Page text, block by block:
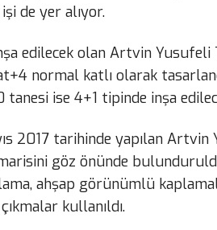
de yer alıyor.
edilecek olan Artvin
normal katlı olarak
ise 4+1 tipinde inşa
2017 tarihinde yapılan
göz önünde
ahşap görünümlü
kullanıldı.